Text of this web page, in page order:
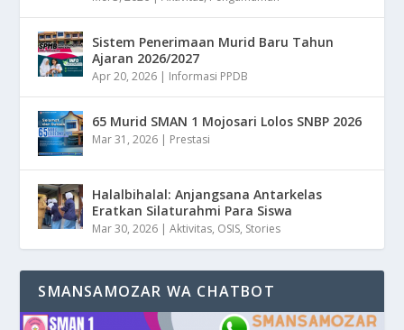
Sistem Penerimaan Murid Baru Tahun
Ajaran 2026/2027
Apr 20, 2026 | Informasi PPDB
65 Murid SMAN 1 Mojosari Lolos SNBP 2026
Mar 31, 2026 | Prestasi
Halalbihalal: Anjangsana Antarkelas
Eratkan Silaturahmi Para Siswa
Mar 30, 2026 |Aktivitas, OSIS, Stories
SMANSAMOZAR WA CHATBOT